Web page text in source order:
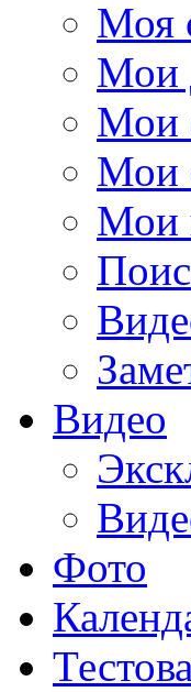
Моя
Мои
Мои
Мои
Мои
Видео
Фото